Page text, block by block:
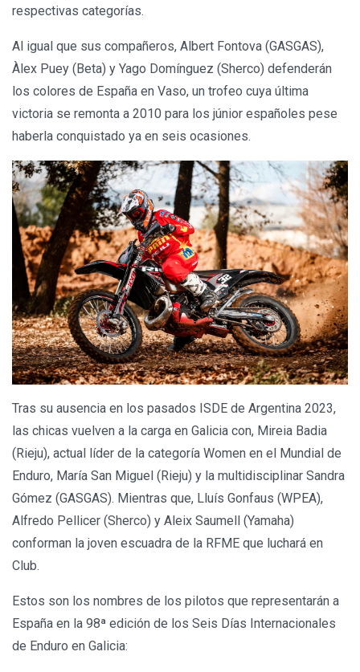
respectivas categorías.
Al igual que sus compañeros, Albert Fontova (GASGAS),
Àlex Puey (Beta) y Yago Domínguez (Sherco) defenderán
los colores de España en Vaso, un trofeo cuya última
victoria se remonta a 2010 para los júnior españoles pese
haberla conquistado ya en seis ocasiones.
Tras su ausencia en los pasados ISDE de Argentina 2023,
las chicas vuelven a la carga en Galicia con, Mireia Badia
(Rieju), actual líder de la categoría Women en el Mundial de
Enduro, María San Miguel (Rieju) y la multidisciplinar Sandra
Gómez (GASGAS). Mientras que, Lluís Gonfaus (WPEA),
Alfredo Pellicer (Sherco) y Aleix Saumell (Yamaha)
conforman la joven escuadra de la RFME que luchará en
Club.
Estos son los nombres de los pilotos que representarán a
España en la 98ª edición de los Seis Días Internacionales
de Enduro en Galicia: